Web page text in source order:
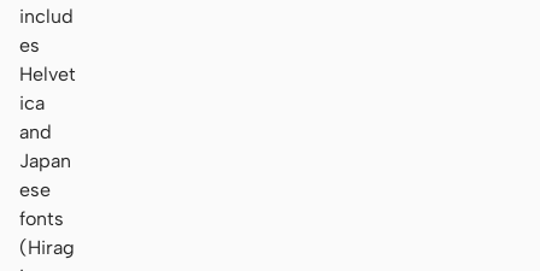
includ
es
Helvet
ica
and
Japan
ese
fonts
(Hirag